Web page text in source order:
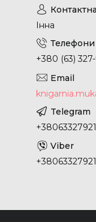
Інна
+380 (63)